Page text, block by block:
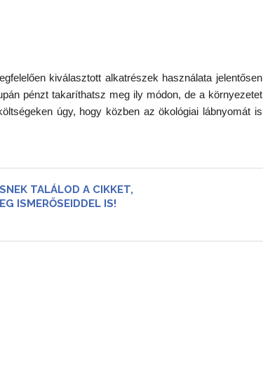
kiválasztott alkatrészek használata jelentősen
pénzt takaríthatsz meg ily módon, de a környezetet
úgy, hogy közben az ökológiai lábnyomát is
TALÁLOD A CIKKET,
ISMERŐSEIDDEL IS!